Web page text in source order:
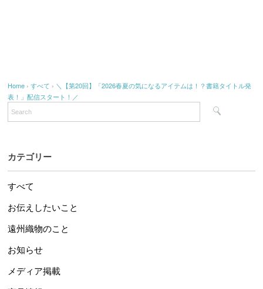
Home ›すべて › ＼【第20回】「2026春夏の気になるアイテムは！？書籍タイトル発
表！」配信スタート！／
カテゴリー
すべて
お伝えしたいこと
遠州織物のこと
お知らせ
メディア掲載